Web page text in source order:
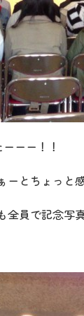
ーー！！
とちょっと